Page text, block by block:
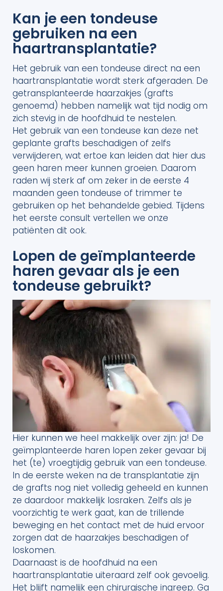
Kan je een tondeuse
gebruiken na een
haartransplantatie?
Het gebruik van een tondeuse direct na een
haartransplantatie wordt sterk afgeraden. De
getransplanteerde haarzakjes (grafts
genoemd) hebben namelijk wat tijd nodig om
zich stevig in de hoofdhuid te nestelen.
Het gebruik van een tondeuse kan deze net
geplante grafts beschadigen of zelfs
verwijderen, wat ertoe kan leiden dat hier dus
geen haren meer kunnen groeien. Daarom
raden wij sterk af om zeker in de eerste 4
maanden geen tondeuse of trimmer te
gebruiken op het behandelde gebied. Tijdens
het eerste consult vertellen we onze
patiënten dit ook.
Lopen de geïmplanteerde
haren gevaar als je een
tondeuse gebruikt?
Hier kunnen we heel makkelijk over zijn: ja! De
geïmplanteerde haren lopen zeker gevaar bij
het (te) vroegtijdig gebruik van een tondeuse.
In de eerste weken na de transplantatie zijn
de grafts nog niet volledig geheeld en kunnen
ze daardoor makkelijk losraken. Zelfs als je
voorzichtig te werk gaat, kan de trillende
beweging en het contact met de huid ervoor
zorgen dat de haarzakjes beschadigen of
loskomen.
Daarnaast is de hoofdhuid na een
haartransplantatie uiteraard zelf ook gevoelig.
Het blijft namelijk een chirurgische ingreep. Ga